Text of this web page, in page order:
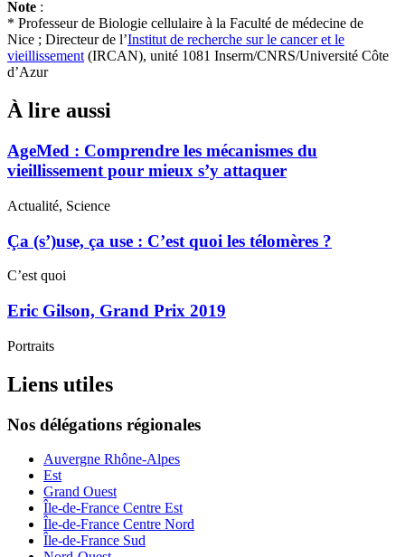
Note :
* Professeur de Biologie cellulaire à la Faculté de médecine de
Nice ; Directeur de l’Institut de recherche sur le cancer et le
vieillissement(IRCAN), unité 1081 Inserm/CNRS/Université Côte
d’Azur
À lire aussi
AgeMed : Comprendre les mécanismes du
vieillissement pour mieux s’y attaquer
Actualité, Science
Ça (s’)use, ça use : C’est quoi les télomères ?
C’est quoi
Eric Gilson, Grand Prix 2019
Portraits
Liens utiles
Nos délégations régionales
Auvergne Rhône-Alpes
Est
Grand Ouest
Île-de-France Centre Est
Île-de-France Centre Nord
Île-de-France Sud